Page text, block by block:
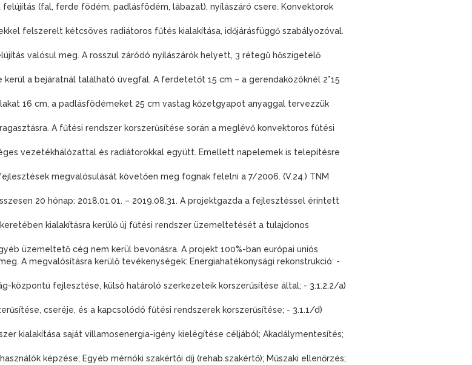
(fal, ferde födém, padlásfödém, lábazat), nyílászáró csere. Konvektorok
felszerelt kétcsöves radiátoros fűtés kialakítása, időjárásfüggő szabályozóval.
valósul meg. A rosszul záródó nyílászárók helyett, 3 rétegű hőszigetelő
a bejáratnál található üvegfal. A ferdetetőt 15 cm – a gerendaközöknél 2*15
16 cm, a padlásfödémeket 25 cm vastag kőzetgyapot anyaggal tervezzük
A fűtési rendszer korszerűsítése során a meglévő konvektoros fűtési
vezetékhálózattal és radiátorokkal együtt. Emellett napelemek is telepítésre
megvalósulását követően meg fognak felelni a 7/2006. (V.24.) TNM
20 hónap: 2018.01.01. – 2019.08.31. A projektgazda a fejlesztéssel érintett
kialakításra kerülő új fűtési rendszer üzemeltetését a tulajdonos
üzemeltető cég nem kerül bevonásra. A projekt 100%-ban európai uniós
A megvalósításra kerülő tevékenységek: Energiahatékonysági rekonstrukció: -
központú fejlesztése, külső határoló szerkezeteik korszerűsítése által; - 3.1.2.2/a)
cseréje, és a kapcsolódó fűtési rendszerek korszerűsítése; - 3.1.1/d)
kialakítása saját villamosenergia-igény kielégítése céljából; Akadálymentesítés;
képzése; Egyéb mérnöki szakértői díj (rehab.szakértő); Műszaki ellenőrzés;